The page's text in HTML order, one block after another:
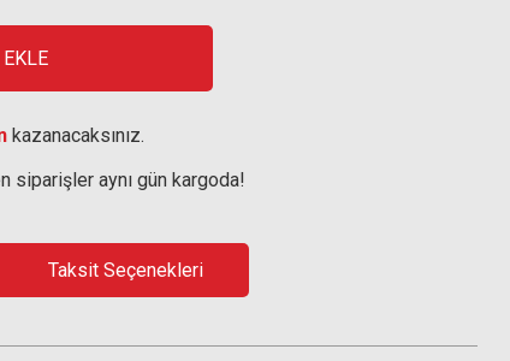
kazanacaksınız.
siparişler aynı gün kargoda!
Taksit Seçenekleri